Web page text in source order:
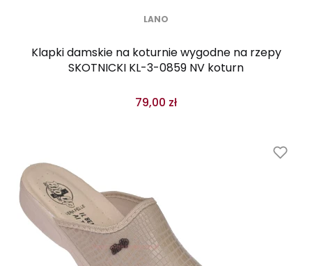
LANO
Klapki damskie na koturnie wygodne na rzepy
SKOTNICKI KL-3-0859 NV koturn
79,00 zł